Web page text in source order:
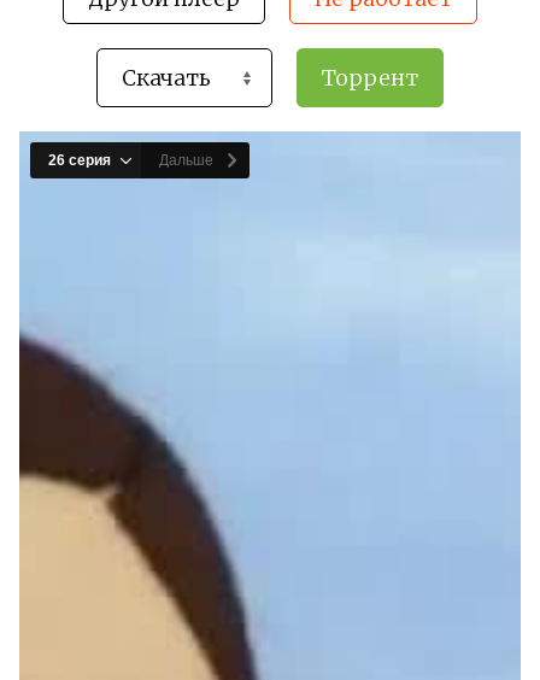
Торрент